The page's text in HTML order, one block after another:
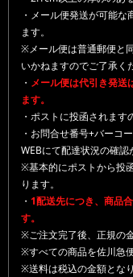
・メール便発送が可能
ます。
※メール便は普通郵便と
いかねますのでご了承く
・ メール便は代引き発送
ます。
・ポストに投函されます
・お問合せ番号+バーコ
WEBにて配達状況の確認
※基本的にポストから投
ります。
・ 1配送先につき、商品
す。
※ご注文完了後、正規の
※すべての商品を佐川急
※送料は税込の金額となり